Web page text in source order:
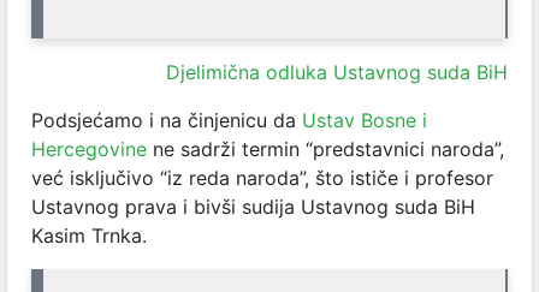
Djelimična odluka Ustavnog suda BiH
Podsjećamo i na činjenicu da Ustav Bosne i
Hercegovine ne sadrži termin “predstavnici naroda”,
već isključivo “iz reda naroda”, što ističe i profesor
Ustavnog prava i bivši sudija Ustavnog suda BiH
Kasim Trnka.